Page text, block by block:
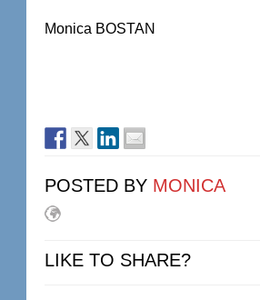
Monica BOSTAN
POSTED BY MONICA
LIKE TO SHARE?